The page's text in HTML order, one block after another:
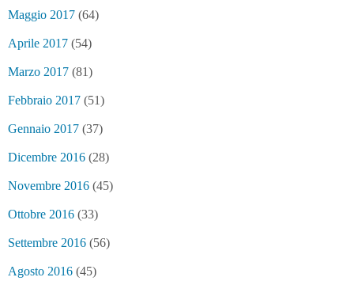
Maggio 2017 (64)
Aprile 2017 (54)
Marzo 2017 (81)
Febbraio 2017 (51)
Gennaio 2017 (37)
Dicembre 2016 (28)
Novembre 2016 (45)
Ottobre 2016 (33)
Settembre 2016 (56)
Agosto 2016 (45)